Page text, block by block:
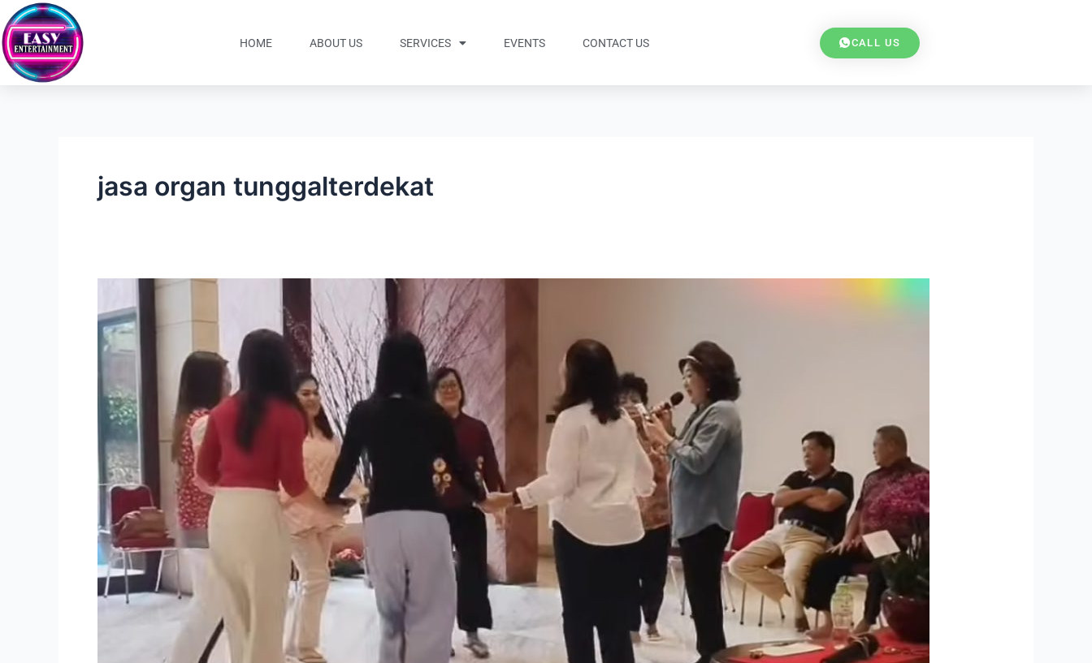
Lewati
ke
konten
HOME ABOUT US SERVICES EVENTS CONTACT US CALL US
jasa organ tunggalterdekat
Organ
Tunggal
Alam
Tanpa
Penyanyi